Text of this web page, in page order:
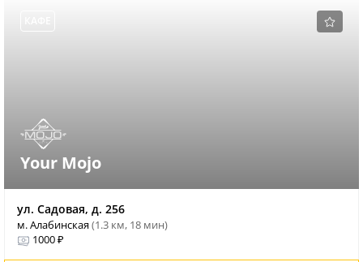
Your Mojo
ул. Садовая, д. 256
м. Алабинская(1.3 км, 18 мин)
1000 ₽